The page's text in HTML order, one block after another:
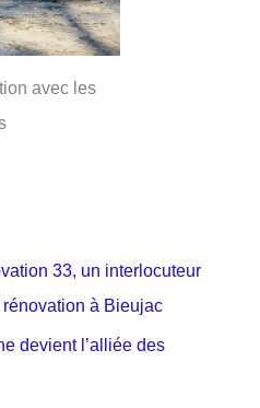
avec les
33, un interlocuteur
à Bieujac
devient l’alliée des